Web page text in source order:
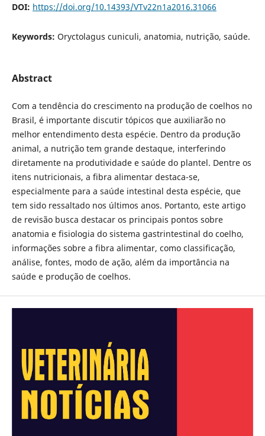
DOI: https://doi.org/10.14393/VTv22n1a2016.31066
Keywords: Oryctolagus cuniculi, anatomia, nutrição, saúde.
Abstract
Com a tendência do crescimento na produção de coelhos no
Brasil, é importante discutir tópicos que auxiliarão no
melhor entendimento desta espécie. Dentro da produção
animal, a nutrição tem grande destaque, interferindo
diretamente na produtividade e saúde do plantel. Dentre os
itens nutricionais, a fibra alimentar destaca-se,
especialmente para a saúde intestinal desta espécie, que
tem sido ressaltado nos últimos anos. Portanto, este artigo
de revisão busca destacar os principais pontos sobre
anatomia e fisiologia do sistema gastrintestinal do coelho,
informações sobre a fibra alimentar, como classificação,
análise, fontes, modo de ação, além da importância na
saúde e produção de coelhos.